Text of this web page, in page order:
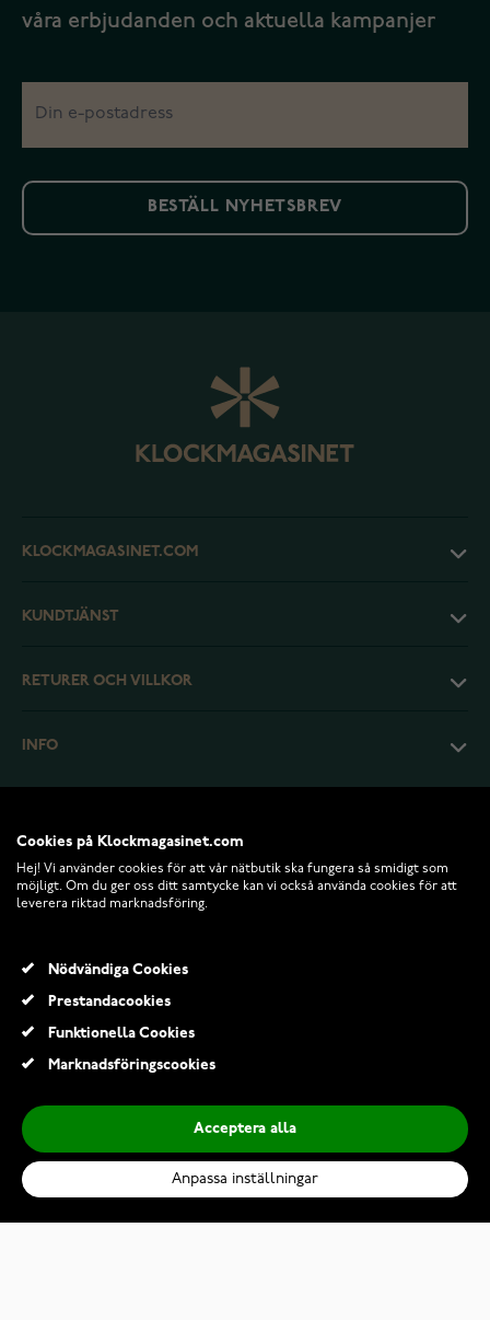
våra erbjudanden och aktuella kampanjer
BESTÄLL NYHETSBREV
KLOCKMAGASINET.COM
KUNDTJÄNST
RETURER OCH VILLKOR
INFO
© 2026 Klockmagasinet.com
Thomas Sabo Charm Club 0010-051-14
550,00 Kr
Cookies på Klockmagasinet.com
Hej! Vi använder cookies för att vår nätbutik ska fungera så smidigt som
möjligt. Om du ger oss ditt samtycke kan vi också använda cookies för att
leverera riktad marknadsföring.
Nödvändiga Cookies
Prestandacookies
Funktionella Cookies
Marknadsföringscookies
Acceptera alla
Anpassa inställningar